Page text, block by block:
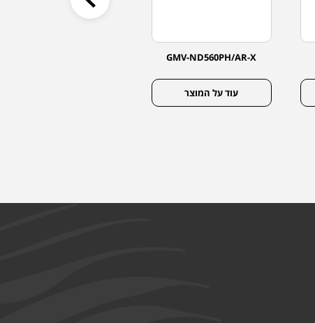
GMV-ND560PH/AR-X
עוד על המוצר